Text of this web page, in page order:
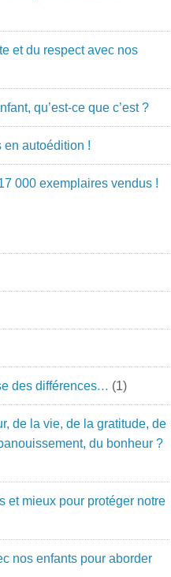
et du respect avec nos
qu’est-ce que c’est ?
en autoédition !
000 exemplaires vendus !
des différences… (1)
de la vie, de la gratitude, de
du bonheur ?
et mieux pour protéger notre
nos enfants pour aborder